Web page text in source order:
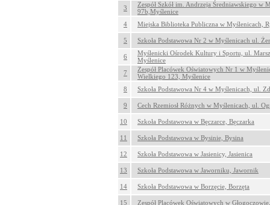
3
Zespół Szkół im. Andrzeja Średniawskiego w
97b,Myślenice
4
Miejska Biblioteka Publiczna w Myślenicach,
5 Szkoła Podstawowa Nr 2 w Myślenicach ul.
6
Myślenicki Ośrodek Kultury i Sportu, ul.
Myślenice
7
Zespół Placówek Oświatowych Nr 1 w
Wielkiego 123, Myślenice
8
Szkoła Podstawowa Nr 4 w Myślenicach, ul.
9 Cech Rzemiosł Różnych w Myślenicach, ul.
10 Szkoła Podstawowa w Bęczarce, Bęczarka
11 Szkoła Podstawowa w Bysinie, Bysina
12 Szkoła Podstawowa w Jasienicy, Jasienica
13 Szkoła Podstawowa w Jaworniku, Jawornik
14 Szkoła Podstawowa w Borzęcie, Borzęta
15 Zespół Placówek Oświatowych w